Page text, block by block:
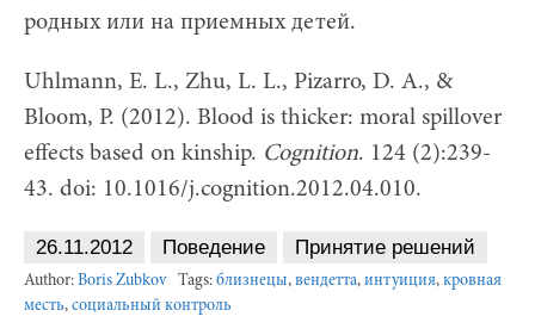
родных или на приемных детей.
Uhlmann, E. L., Zhu, L. L., Pizarro, D. A., &
Bloom, P. (2012). Blood is thicker: moral spillover
effects based on kinship. Cognition. 124 (2):239-
43. doi: 10.1016/j.cognition.2012.04.010.
26.11.2012 Поведение Принятие решений
Author: Boris Zubkov Tags: близнецы, вендетта, интуиция, кровная
месть, социальный контроль